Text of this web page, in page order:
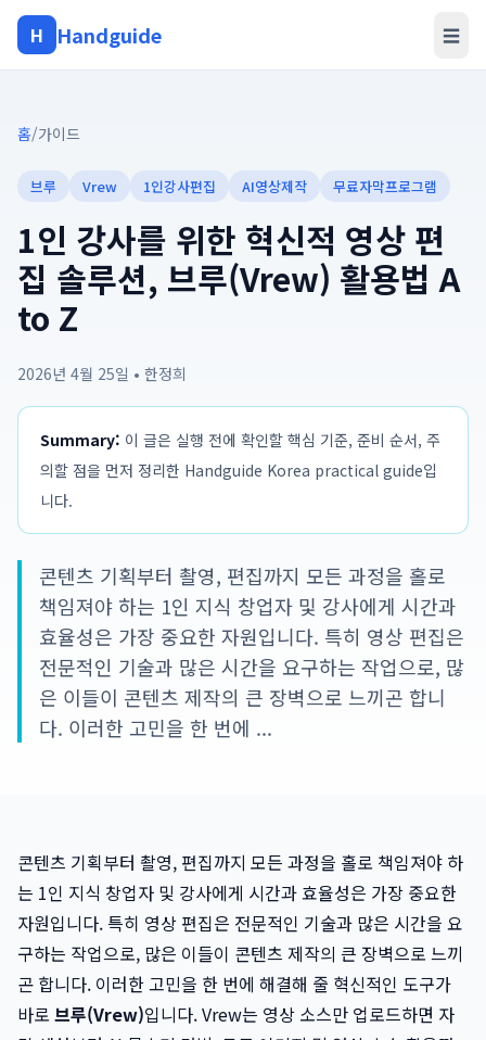
H Handguide ☰
홈/가이드
브루 Vrew 1인강사편집 AI영상제작 무료자막프로그램
1인 강사를 위한 혁신적 영상 편
집 솔루션, 브루(Vrew) 활용법 A
to Z
2026년 4월 25일 • 한정희
Summary: 이 글은 실행 전에 확인할 핵심 기준, 준비 순서, 주
의할 점을 먼저 정리한 Handguide Korea practical guide입
니다.
콘텐츠 기획부터 촬영, 편집까지 모든 과정을 홀로
책임져야 하는 1인 지식 창업자 및 강사에게 시간과
효율성은 가장 중요한 자원입니다. 특히 영상 편집은
전문적인 기술과 많은 시간을 요구하는 작업으로, 많
은 이들이 콘텐츠 제작의 큰 장벽으로 느끼곤 합니
다. 이러한 고민을 한 번에 ...
콘텐츠 기획부터 촬영, 편집까지 모든 과정을 홀로 책임져야 하
는 1인 지식 창업자 및 강사에게 시간과 효율성은 가장 중요한
자원입니다. 특히 영상 편집은 전문적인 기술과 많은 시간을 요
구하는 작업으로, 많은 이들이 콘텐츠 제작의 큰 장벽으로 느끼
곤 합니다. 이러한 고민을 한 번에 해결해 줄 혁신적인 도구가
바로 브루(Vrew)입니다. Vrew는 영상 소스만 업로드하면 자